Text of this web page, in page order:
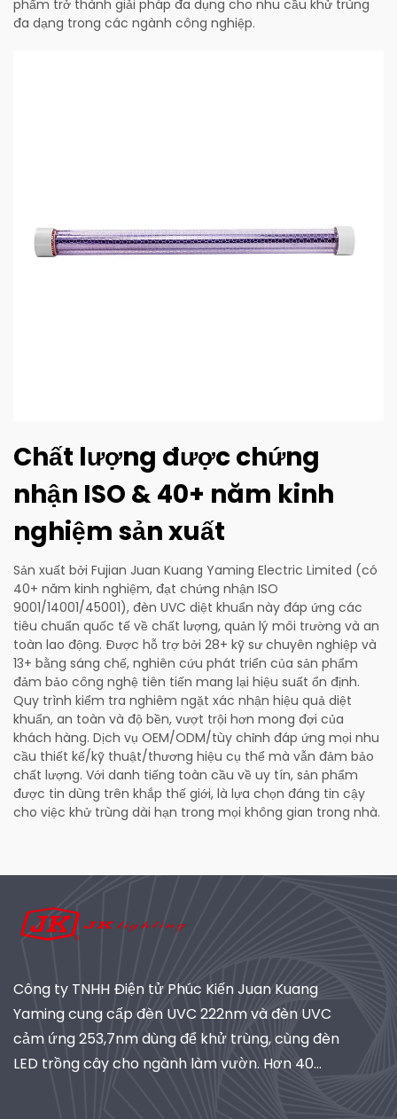
phẩm trở thành giải pháp đa dụng cho nhu cầu khử trùng
đa dạng trong các ngành công nghiệp.
Chất lượng được chứng
nhận ISO & 40+ năm kinh
nghiệm sản xuất
Sản xuất bởi Fujian Juan Kuang Yaming Electric Limited (có
40+ năm kinh nghiệm, đạt chứng nhận ISO
9001/14001/45001), đèn UVC diệt khuẩn này đáp ứng các
tiêu chuẩn quốc tế về chất lượng, quản lý môi trường và an
toàn lao động. Được hỗ trợ bởi 28+ kỹ sư chuyên nghiệp và
13+ bằng sáng chế, nghiên cứu phát triển của sản phẩm
đảm bảo công nghệ tiên tiến mang lại hiệu suất ổn định.
Quy trình kiểm tra nghiêm ngặt xác nhận hiệu quả diệt
khuẩn, an toàn và độ bền, vượt trội hơn mong đợi của
khách hàng. Dịch vụ OEM/ODM/tùy chỉnh đáp ứng mọi nhu
cầu thiết kế/kỹ thuật/thương hiệu cụ thể mà vẫn đảm bảo
chất lượng. Với danh tiếng toàn cầu về uy tín, sản phẩm
được tin dùng trên khắp thế giới, là lựa chọn đáng tin cậy
cho việc khử trùng dài hạn trong mọi không gian trong nhà.
Công ty TNHH Điện tử Phúc Kiến Juan Kuang
Yaming cung cấp đèn UVC 222nm và đèn UVC
cảm ứng 253,7nm dùng để khử trùng, cùng đèn
LED trồng cây cho ngành làm vườn. Hơn 40